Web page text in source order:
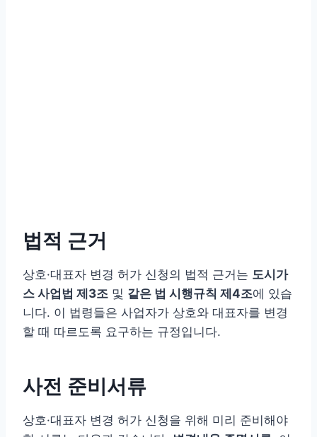
법적 근거
상호·대표자 변경 허가 신청의 법적 근거는 도시가
스 사업법 제3조 및 같은 법 시행규칙 제4조에 있습
니다. 이 법령들은 사업자가 상호와 대표자를 변경
할 때 따르도록 요구하는 규정입니다.
사전 준비서류
상호·대표자 변경 허가 신청을 위해 미리 준비해야